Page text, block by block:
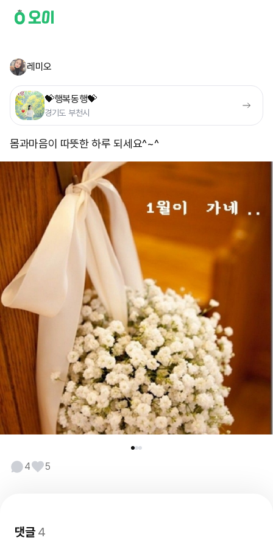
레미오
💝행복동행💝
경기도 부천시
몸과마음이 따뜻한 하루 되세요^~^
4 5
댓글4